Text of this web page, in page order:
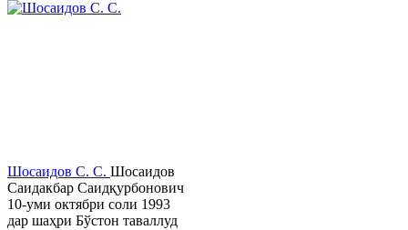
Шосаидов С. С. Шосаидов
Саидакбар Саидқурбонович
10-уми октябри соли 1993
дар шаҳри Бўстон таваллуд